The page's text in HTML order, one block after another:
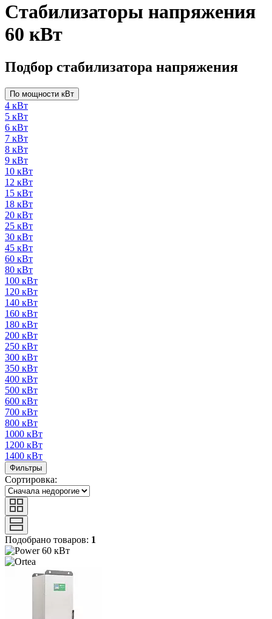
Стабилизаторы напряжения
60 кВт
Подбор стабилизатора напряжения
По мощности кВт
4 кВт
5 кВт
6 кВт
7 кВт
8 кВт
9 кВт
10 кВт
12 кВт
15 кВт
18 кВт
20 кВт
25 кВт
30 кВт
45 кВт
60 кВт
80 кВт
100 кВт
120 кВт
140 кВт
160 кВт
180 кВт
200 кВт
250 кВт
300 кВт
350 кВт
400 кВт
500 кВт
600 кВт
700 кВт
800 кВт
1000 кВт
1200 кВт
1400 кВт
Фильтры
Сортировка:
Подобрано товаров: 1
60 кВт